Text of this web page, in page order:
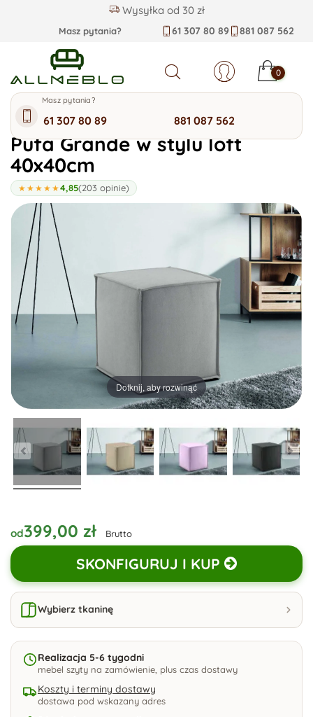
Dostępne od ręki!
Masz pytania? 61 307 80 89 881 087 562
Szukaj
Masz pytania?
61 307 80 89 881 087 562
0
Kategorie allmeblo
Pufa Grande w stylu loft
40x40cm
★★★★★4,85(203 opinie)
Dotknij, aby rozwinąć
od399,00 zł Brutto
SKONFIGURUJ I KUP
Wybierz tkaninę
Realizacja 5-6 tygodni
mebel szyty na zamówienie, plus czas dostawy
Koszty i terminy dostawy
dostawa pod wskazany adres